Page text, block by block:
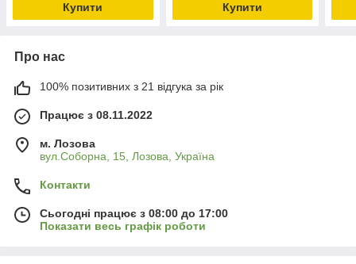
Купити Купити
Про нас
100% позитивних з 21 відгука за рік
Працює з 08.11.2022
м. Лозова
вул.Соборна, 15, Лозова, Україна
Контакти
Сьогодні працює з 08:00 до 17:00
Показати весь графік роботи